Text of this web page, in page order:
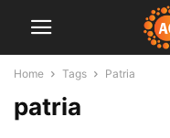
Home Tags Patria
patria